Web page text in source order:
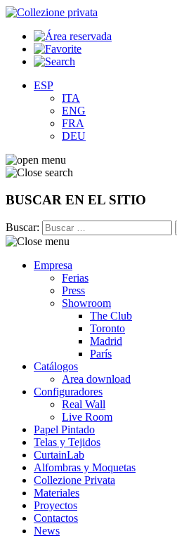
ESP
ITA
ENG
FRA
DEU
BUSCAR EN EL SITIO
Buscar:
Empresa
Ferias
Press
Showroom
The Club
Toronto
Madrid
París
Catálogos
Area download
Configuradores
Real Wall
Live Room
Papel Pintado
Telas y Tejidos
CurtainLab
Alfombras y Moquetas
Collezione Privata
Materiales
Proyectos
Contactos
News